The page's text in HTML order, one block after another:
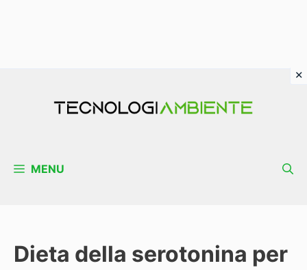
MENU
Dieta della serotonina per